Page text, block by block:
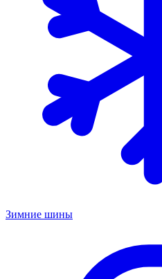
Зимние шины